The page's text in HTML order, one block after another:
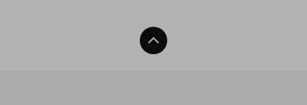
Нагоре